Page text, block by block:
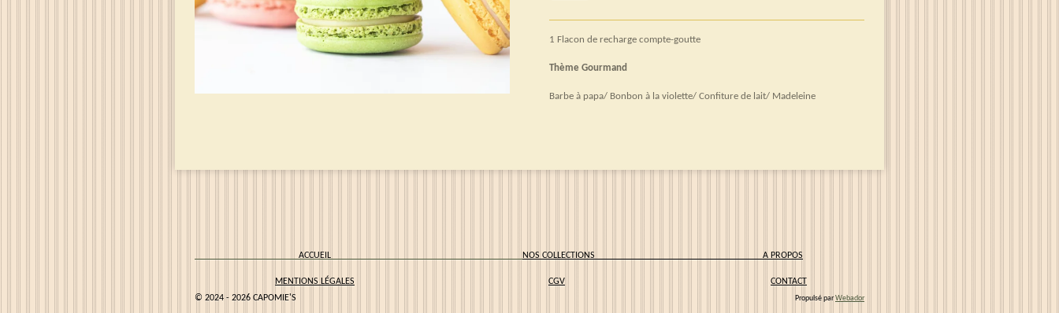
1 Flacon de recharge compte-goutte
Thème Gourmand
Barbe à papa/ Bonbon à la violette/ Confiture de lait/ Madeleine
ACCUEIL NOS COLLECTIONS A PROPOS
MENTIONS LÉGALES CGV
CONTACT
© 2024 - 2026 CAPOMIE'S
Propulsé parWebador